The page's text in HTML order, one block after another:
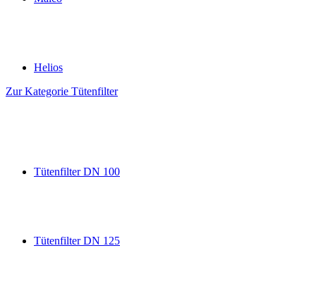
Helios
Zur Kategorie Tütenfilter
Tütenfilter DN 100
Tütenfilter DN 125